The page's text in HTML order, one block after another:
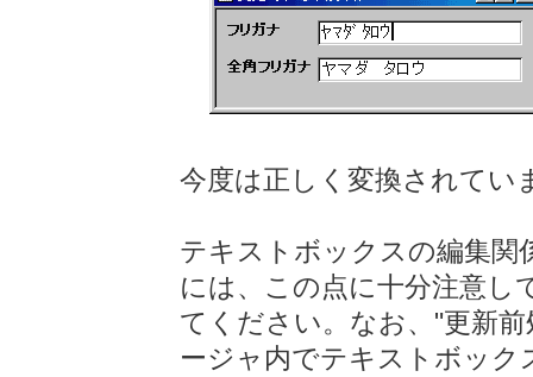
今度は正しく変換されてい
テキストボックスの編集関
には、この点に十分注意し
てください。なお、"更新
ージャ内でテキストボッ